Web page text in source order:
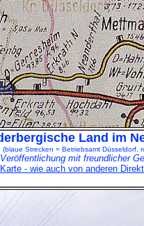
Land im
(blaue Strecken = Betriebsamt Düsseldorf,
Veröffentlichung mit freundlicher
- wie auch von anderen